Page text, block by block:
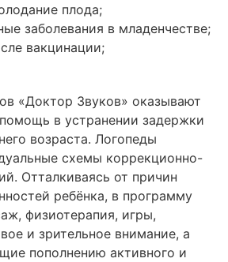
плода;
заболевания в младенчестве;
вакцинации;
«Доктор Звуков» оказывают
в устранении задержки
возраста. Логопеды
схемы коррекционно-
Отталкиваясь от причин
ребёнка, в программу
физиотерапия, игры,
и зрительное внимание, а
пополнению активного и